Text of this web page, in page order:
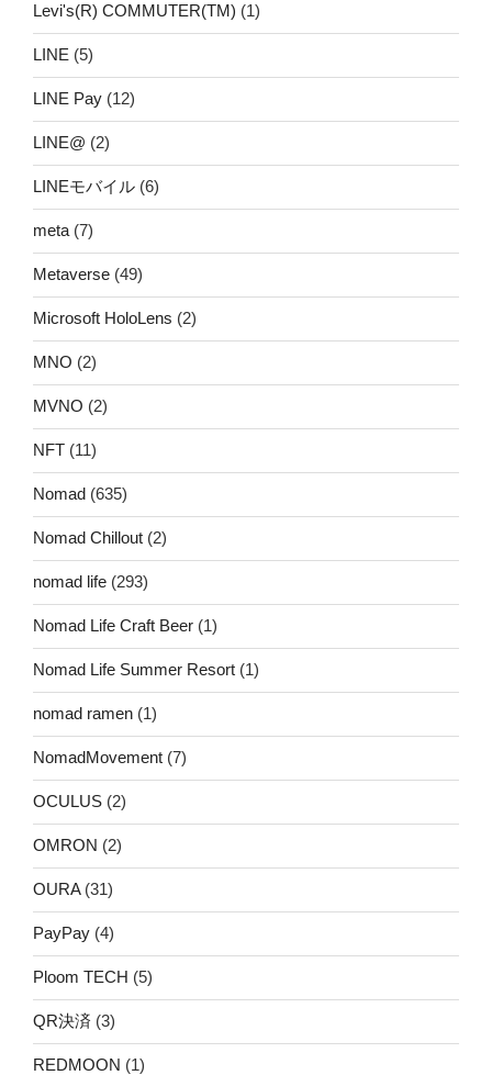
Levi's(R) COMMUTER(TM) (1)
LINE (5)
LINE Pay (12)
LINE@ (2)
LINEモバイル (6)
meta (7)
Metaverse (49)
Microsoft HoloLens (2)
MNO (2)
MVNO (2)
NFT (11)
Nomad (635)
Nomad Chillout (2)
nomad life (293)
Nomad Life Craft Beer (1)
Nomad Life Summer Resort (1)
nomad ramen (1)
NomadMovement (7)
OCULUS (2)
OMRON (2)
OURA(31)
PayPay (4)
Ploom TECH (5)
QR決済 (3)
REDMOON (1)